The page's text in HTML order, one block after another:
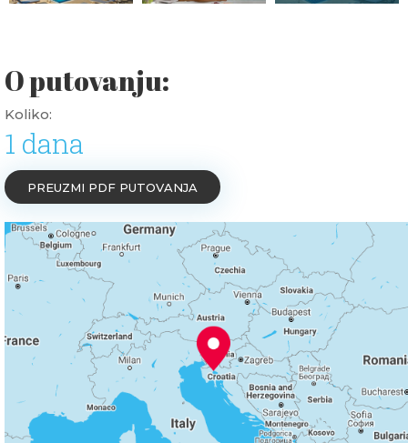
O putovanju:
Koliko:
1 dana
PREUZMI PDF PUTOVANJA